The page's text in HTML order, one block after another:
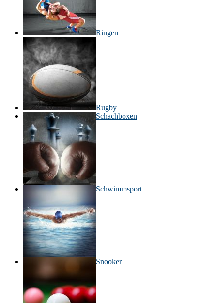
Ringen
Rugby
Schachboxen
Schwimmsport
Snooker